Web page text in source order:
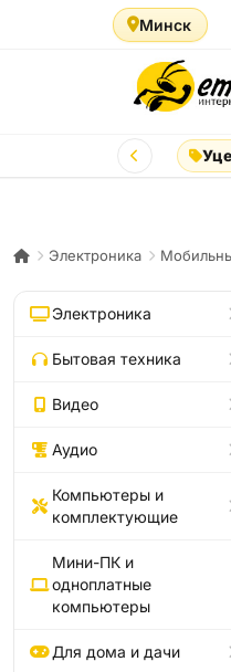
Минск
Электроника
Электроника
Бытовая техника
Видео
Аудио
Компьютеры и
комплектующие
Мини-ПК и
одноплатные
компьютеры
Для дома и дачи